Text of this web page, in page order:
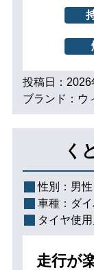
投稿日：2026
ブランド：ウ
く
性別： 男性
車種： ダ
タイヤ使用
走行が